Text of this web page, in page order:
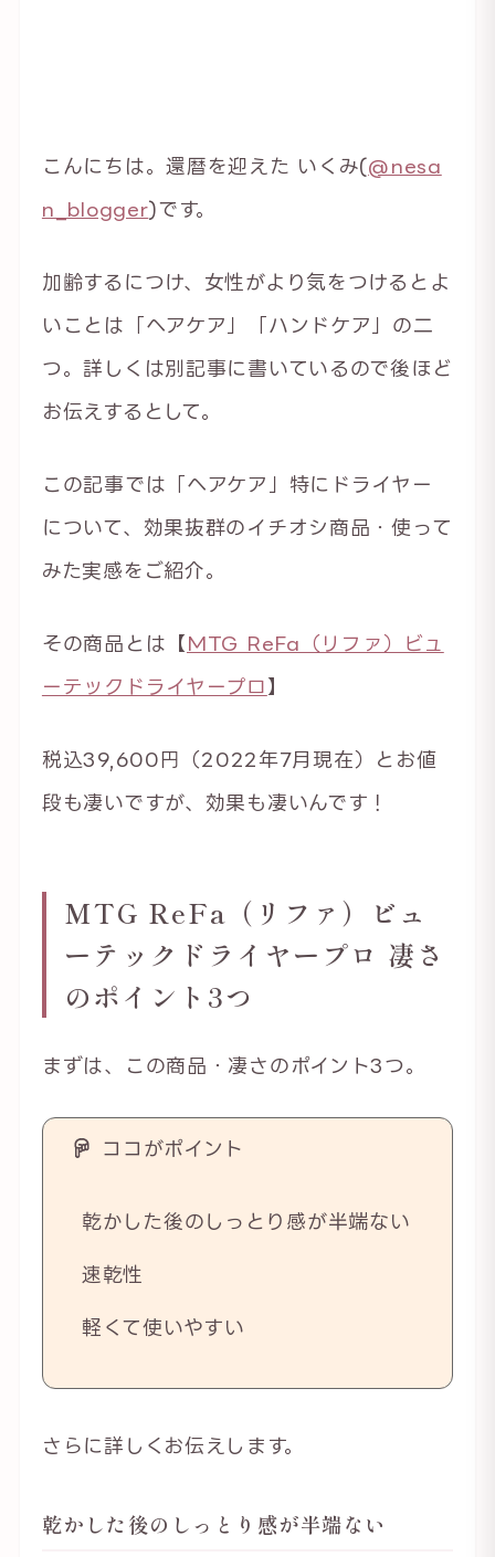
こんにちは。還暦を迎えた いくみ(@nesa
n_blogger)です。
加齢するにつけ、女性がより気をつけるとよ
いことは「ヘアケア」「ハンドケア」の二
つ。詳しくは別記事に書いているので後ほど
お伝えするとして。
この記事では「ヘアケア」特にドライヤー
について、効果抜群のイチオシ商品・使って
みた実感をご紹介。
その商品とは【 MTG ReFa（リファ）ビュ
ーテックドライヤープロ 】
税込39,600円（2022年7月現在）とお値
段も凄いですが、効果も凄いんです！
MTG ReFa（リファ）ビュ
ーテックドライヤープロ 凄さ
のポイント3つ
まずは、この商品・凄さのポイント3つ。
ココがポイント
乾かした後のしっとり感が半端ない
速乾性
軽くて使いやすい
さらに詳しくお伝えします。
乾かした後のしっとり感が半端ない